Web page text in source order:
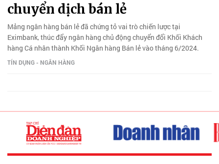
chuyển dịch bán lẻ
Mảng ngân hàng bán lẻ đã chứng tỏ vai trò chiến lược tại
Eximbank, thúc đẩy ngân hàng chủ động chuyển đổi Khối Khách
hàng Cá nhân thành Khối Ngân hàng Bán lẻ vào tháng 6/2024.
TÍN DỤNG - NGÂN HÀNG